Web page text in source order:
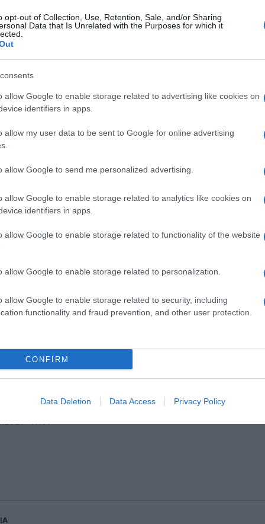
opt-out of Collection, Use, Retention, Sale, and/or Sharing
Data that Is Unrelated with the Purposes for which it
allow Google to enable storage related to advertising like cookies on
identifiers in apps.
allow my user data to be sent to Google for online advertising
allow Google to send me personalized advertising.
allow Google to enable storage related to analytics like cookies on
identifiers in apps.
allow Google to enable storage related to functionality of the website
allow Google to enable storage related to personalization.
allow Google to enable storage related to security, including
functionality and fraud prevention, and other user protection.
CONFIRM
Data Deletion Data Access Privacy Policy
το BBC
Μπαρμπαρίγου: «Η Ελένη
και την καμαρώνω»
μιλήσει και πέρυσι με τη Σίσσυ Χρηστίδου»
- 18:59
η Αργυρώ Μπαρμπαρίγου με μια
της
η γνωστή μαγείρισσα